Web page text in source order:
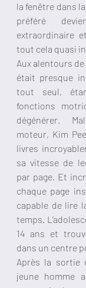
la fenêtre dans
préféré
extraordinaire
tout cela quasi
Aux alentours
était presque
tout seul,
fonctions
dégénérer.
moteur, Kim
livres
sa vitesse de
par page. Et
chaque page
capable de lire
temps.
14 ans et
dans un centre
Après la sortie
jeune homme